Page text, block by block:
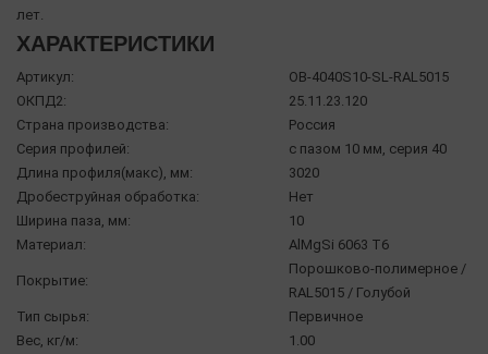
лет.
ХАРАКТЕРИСТИКИ
Артикул:
OB-4040S10-SL-RAL5015
ОКПД2:
25.11.23.120
Страна производства:
Россия
Серия профилей:
с пазом 10 мм, серия 40
Длина профиля(макс), мм:
3020
Дробеструйная обработка:
Нет
Ширина паза, мм:
10
Материал:
AlMgSi 6063 Т6
Покрытие:
Порошково-полимерное /
RAL5015 / Голубой
Тип сырья:
Первичное
Вес, кг/м:
1.00